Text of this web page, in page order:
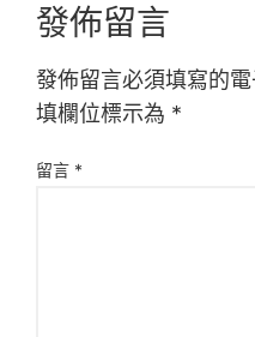
發佈留言
發佈留言必須填寫的
填欄位標示為 *
留言 *